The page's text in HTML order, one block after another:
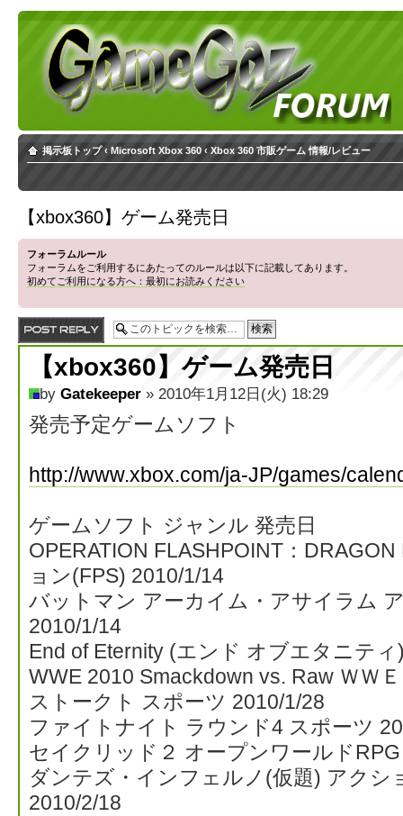
掲示板トップ ‹ Microsoft Xbox 360 ‹ Xbox 360 市販ゲーム 情報/レビュー
【xbox360】ゲーム発売日
フォーラムルール
フォーラムをご利用するにあたってのルールは以下に記載してあります。
初めてご利用になる方へ：最初にお読みください
【xbox360】ゲーム発売日
by Gatekeeper » 2010年1月12日(火) 18:29
発売予定ゲームソフト
http://www.xbox.com/ja-JP/games/
ゲームソフト ジャンル 発売日
OPERATION FLASHPOINT：
ョン(FPS) 2010/1/14
バットマン アーカイム・アサイラム
2010/1/14
End of Eternity (エンド オブエタニテ
WWE 2010 Smackdown vs. Raw ＷＷ
ストークト スポーツ 2010/1/28
ファイトナイト ラウンド4 スポーツ
セイクリッド２ オープンワールド
ダンテズ・インフェルノ(仮題) アクシ
2010/2/18